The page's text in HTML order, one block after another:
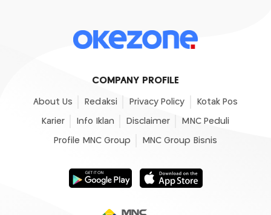
COMPANY PROFILE
About Us Redaksi Privacy Policy Kotak Pos
Karier Info Iklan Disclaimer MNC Peduli
Profile MNC Group MNC Group Bisnis